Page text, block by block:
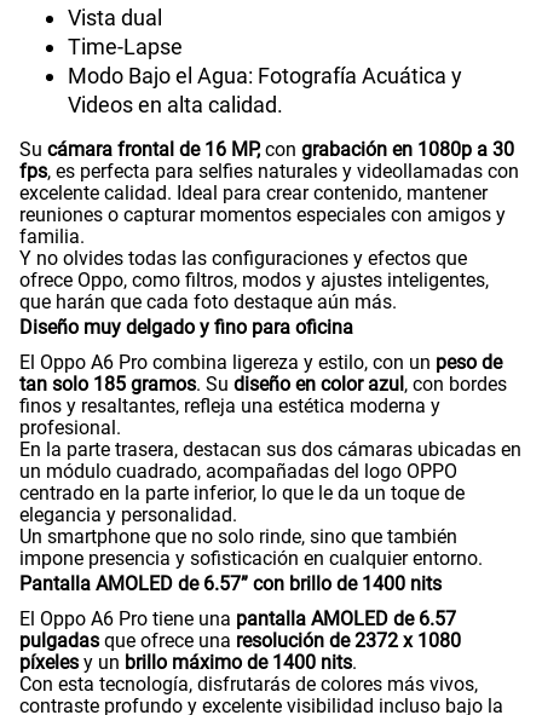
Vista dual
Time-Lapse
Modo Bajo el Agua: Fotografía Acuática y
Videos en alta calidad.
Su cámara frontal de 16 MP,con grabación en 1080p a 30
fps, es perfecta para selfies naturales y videollamadas con
excelente calidad. Ideal para crear contenido, mantener
reuniones o capturar momentos especiales con amigos y
familia.
Y no olvides todas las configuraciones y efectos que
ofrece Oppo, como filtros, modos y ajustes inteligentes,
que harán que cada foto destaque aún más.
Diseño muy delgado y fino para oficina
El Oppo A6 Pro combina ligereza y estilo, con un peso de
tan solo 185 gramos. Su diseño en color azul , con bordes
finos y resaltantes, refleja una estética moderna y
profesional.
En la parte trasera, destacan sus dos cámaras ubicadas en
un módulo cuadrado, acompañadas del logo OPPO
centrado en la parte inferior, lo que le da un toque de
elegancia y personalidad.
Un smartphone que no solo rinde, sino que también
impone presencia y sofisticación en cualquier entorno.
Pantalla AMOLED de 6.57” con brillo de 1400 nits
El Oppo A6 Pro tiene una pantalla AMOLED de 6.57
pulgadas que ofrece una resolución de 2372 x 1080
píxeles y un brillo máximo de 1400 nits.
Con esta tecnología, disfrutarás de colores más vivos,
contraste profundo y excelente visibilidad incluso bajo la